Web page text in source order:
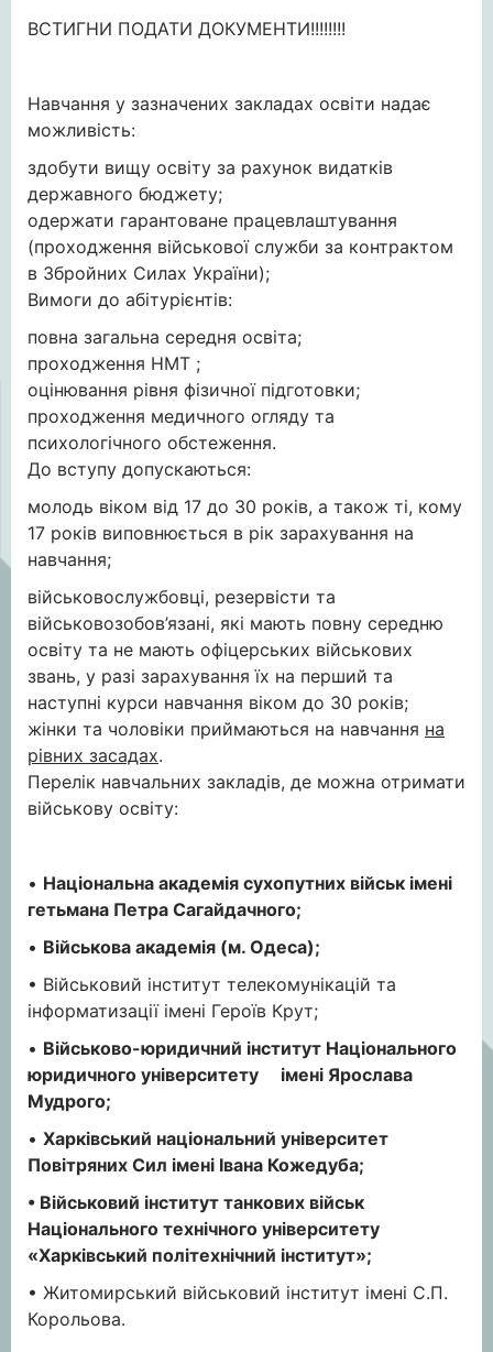
ВСТИГНИ ПОДАТИ ДОКУМЕНТИ!!!!!!!!
Навчання у зазначених закладах освіти надає
можливість:
здобути вищу освіту за рахунок видатків
державного бюджету;
одержати гарантоване працевлаштування
(проходження військової служби за контрактом
в Збройних Силах України);
Вимоги до абітурієнтів:
повна загальна середня освіта;
проходження НМТ ;
оцінювання рівня фізичної підготовки;
проходження медичного огляду та
психологічного обстеження.
До вступу допускаються:
молодь віком від 17 до 30 років, а також ті, кому
17 років виповнюється в рік зарахування на
навчання;
військовослужбовці, резервісти та
військовозобов’язані, які мають повну середню
освіту та не мають офіцерських військових
звань, у разі зарахування їх на перший та
наступні курси навчання віком до 30 років;
жінки та чоловіки приймаються на навчання на
рівних засадах.
Перелік навчальних закладів, де можна отримати
військову освіту:
• Національна академія сухопутних військ імені
гетьмана Петра Сагайдачного;
• Військова академія (м. Одеса);
• Військовий інститут телекомунікацій та
інформатизації імені Героїв Крут;
• Військово-юридичний інститут Національного
юридичного університету імені Ярослава
Мудрого;
• Харківський національний університет
Повітряних Сил імені Івана Кожедуба;
• Військовий інститут танкових військ
Національного технічного університету
«Харківський політехнічний інститут»;
• Житомирський військовий інститут імені С.П.
Корольова.